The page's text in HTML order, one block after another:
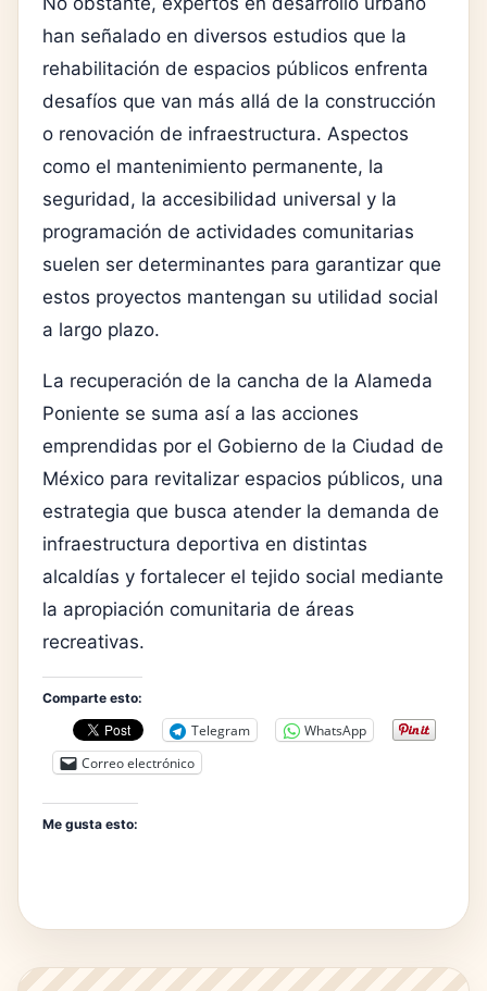
han señalado en diversos estudios que la
rehabilitación de espacios públicos enfrenta
desafíos que van más allá de la construcción
o renovación de infraestructura. Aspectos
como el mantenimiento permanente, la
seguridad, la accesibilidad universal y la
programación de actividades comunitarias
suelen ser determinantes para garantizar que
estos proyectos mantengan su utilidad social
a largo plazo.
La recuperación de la cancha de la Alameda
Poniente se suma así a las acciones
emprendidas por el Gobierno de la Ciudad de
México para revitalizar espacios públicos, una
estrategia que busca atender la demanda de
infraestructura deportiva en distintas
alcaldías y fortalecer el tejido social mediante
la apropiación comunitaria de áreas
recreativas.
Comparte esto:
Telegram
WhatsApp
Correo electrónico
Me gusta esto: